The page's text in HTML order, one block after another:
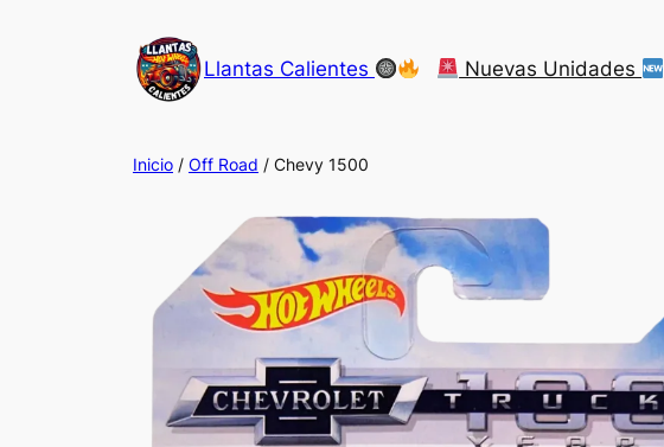
Llantas Calientes Nuevas Unidades
Inicio / Off Road / Chevy 1500